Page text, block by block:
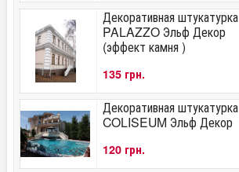
Декоративная штукатурка
PALAZZO Эльф Декор
(эффект камня )
135 грн.
Декоративная штукатурка
COLISEUM Эльф Декор
120 грн.